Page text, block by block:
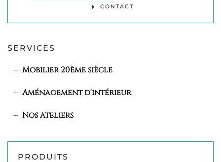
CONTACT
SERVICES
Mobilier 20ème siècle
Aménagement d'intérieur
Nos ateliers
PRODUITS